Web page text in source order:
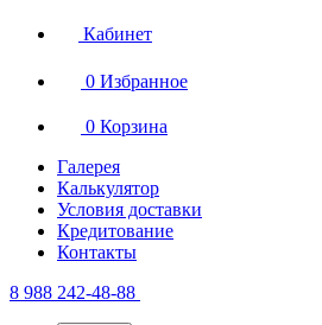
Кабинет
0 Избранное
0 Корзина
Галерея
Калькулятор
Условия доставки
Кредитование
Контакты
8 988 242-48-88